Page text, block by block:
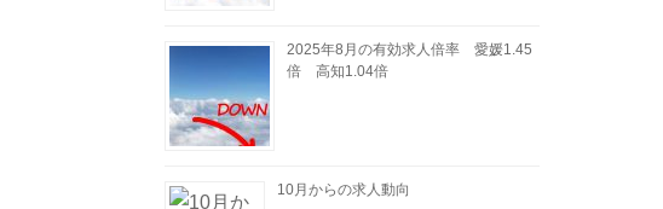
2025年8月の有効求人倍率 愛媛1.45
倍 高知1.04倍
10月からの求人動向